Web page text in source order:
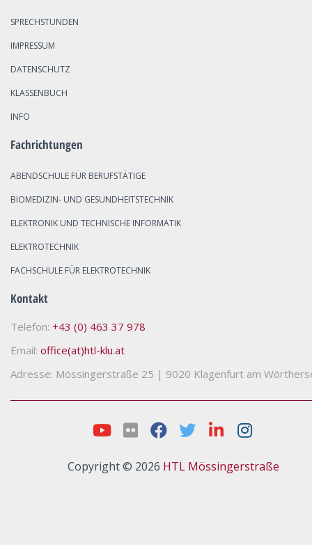
SPRECHSTUNDEN
IMPRESSUM
DATENSCHUTZ
KLASSENBUCH
INFO
Fachrichtungen
ABENDSCHULE FÜR BERUFSTÄTIGE
BIOMEDIZIN- UND GESUNDHEITSTECHNIK
ELEKTRONIK UND TECHNISCHE INFORMATIK
ELEKTROTECHNIK
FACHSCHULE FÜR ELEKTROTECHNIK
Kontakt
Telefon: +43 (0) 463 37 978
Email: office(at)htl-klu.at
Adresse: Mössingerstraße 25 | 9020 Klagenfurt am
Copyright © 2026 HTL Mössingerstraße